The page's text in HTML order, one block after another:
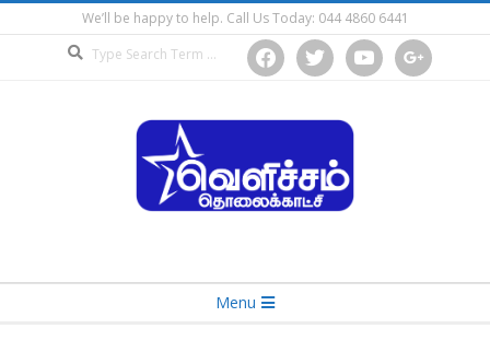
to
We’ll be happy to help. Call Us Today: 044 4860 6441
facebooktwitter youtube google
Menu